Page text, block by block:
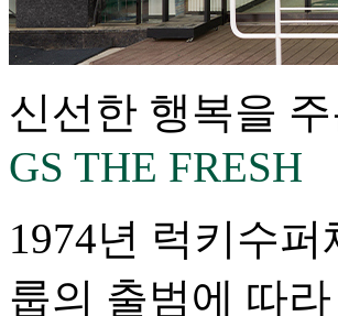
신선한 행복을
GS THE FRESH
1974년 럭키수
룹의 출범에 따